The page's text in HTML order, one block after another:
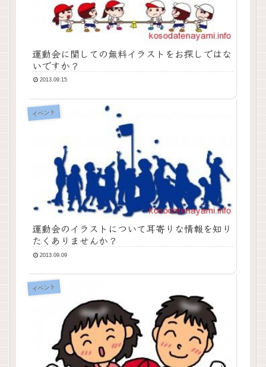
運動会に関しての無料イラストをお探しではな
いですか？
2013.09.15
イベント
運動会のイラストについて耳寄りな情報を知り
たくありませんか？
2013.09.09
イベント